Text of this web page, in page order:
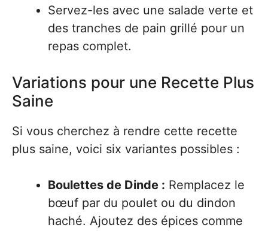
Servez-les avec une salade verte et
des tranches de pain grillé pour un
repas complet.
Variations pour une Recette Plus
Saine
Si vous cherchez à rendre cette recette
plus saine, voici six variantes possibles :
Boulettes de Dinde : Remplacez le
bœuf par du poulet ou du dindon
haché. Ajoutez des épices comme